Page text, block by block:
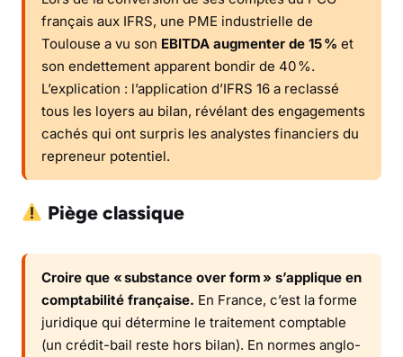
français aux IFRS, une PME industrielle de
Toulouse a vu son EBITDA augmenter de 15 % et
son endettement apparent bondir de 40 %.
L’explication : l’application d’IFRS 16 a reclassé
tous les loyers au bilan, révélant des engagements
cachés qui ont surpris les analystes financiers du
repreneur potentiel.
Piège classique
Croire que « substance over form » s’applique en
comptabilité française. En France, c’est la forme
juridique qui détermine le traitement comptable
(un crédit-bail reste hors bilan). En normes anglo-